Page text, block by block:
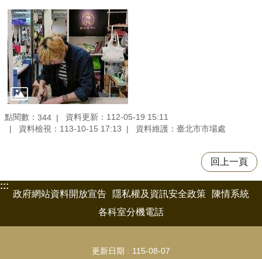
點閱數： 344
資料更新：112-05-19 15:11
資料檢視：113-10-15 17:13
資料維護：臺北市市場處
回上一頁
:::
政府網站資料開放宣告
隱私權及資訊安全政策
陳情系統
各科室分機電話
更新日期 115-08-07